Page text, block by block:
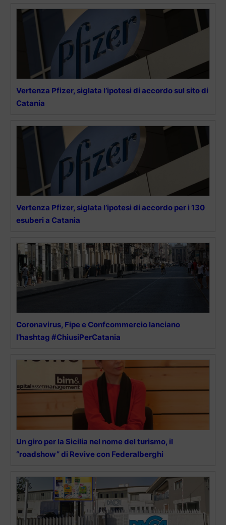
Vertenza Pfizer, siglata l’ipotesi di accordo sul sito di
Catania
Vertenza Pfizer, siglata l’ipotesi di accordo per i 130
esuberi a Catania
Coronavirus, Fipe e Confcommercio lanciano
l’hashtag #ChiusiPerCatania
Un giro per la Sicilia nel nome del turismo, il
“roadshow” di Revive con Federalberghi